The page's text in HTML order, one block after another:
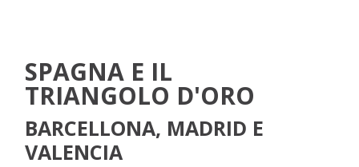
SPAGNA E IL
TRIANGOLO D'ORO
BARCELLONA, MADRID E
VALENCIA